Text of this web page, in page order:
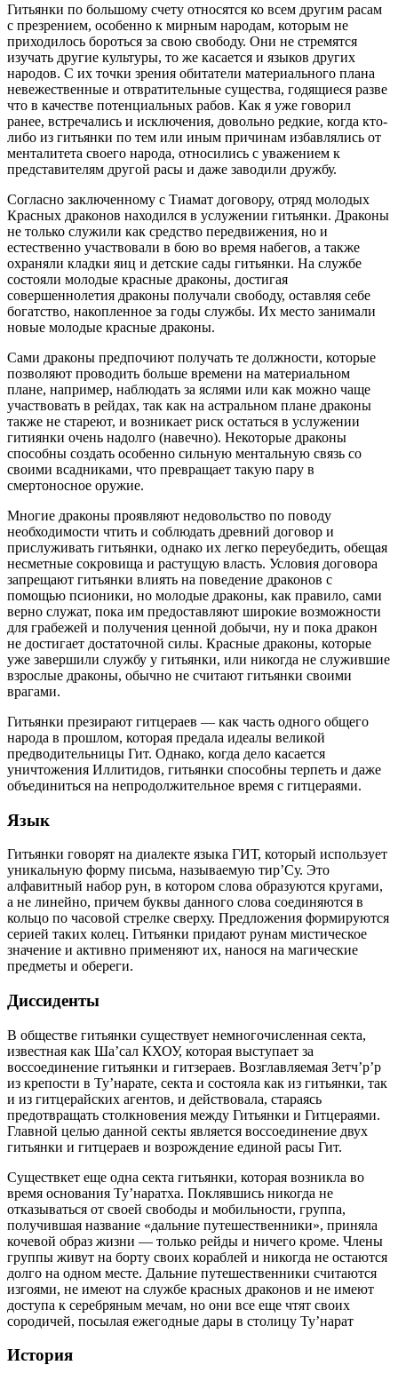
Гитьянки по большому счету относятся ко всем другим расам
с презрением, особенно к мирным народам, которым не
приходилось бороться за свою свободу. Они не стремятся
изучать другие культуры, то же касается и языков других
народов. С их точки зрения обитатели материального плана
невежественные и отвратительные существа, годящиеся разве
что в качестве потенциальных рабов. Как я уже говорил
ранее, встречались и исключения, довольно редкие, когда кто-
либо из гитьянки по тем или иным причинам избавлялись от
менталитета своего народа, относились с уважением к
представителям другой расы и даже заводили дружбу.
Согласно заключенному с Тиамат договору, отряд молодых
Красных драконов находился в услужении гитьянки. Драконы
не только служили как средство передвижения, но и
естественно участвовали в бою во время набегов, а также
охраняли кладки яиц и детские сады гитьянки. На службе
состояли молодые красные драконы, достигая
совершеннолетия драконы получали свободу, оставляя себе
богатство, накопленное за годы службы. Их место занимали
новые молодые красные драконы.
Сами драконы предпочиют получать те должности, которые
позволяют проводить больше времени на материальном
плане, например, наблюдать за яслями или как можно чаще
участвовать в рейдах, так как на астральном плане драконы
также не стареют, и возникает риск остаться в услужении
гитиянки очень надолго (навечно). Некоторые драконы
способны создать особенно сильную ментальную связь со
своими всадниками, что превращает такую пару в
смертоносное оружие.
Многие драконы проявляют недовольство по поводу
необходимости чтить и соблюдать древний договор и
прислуживать гитьянки, однако их легко переубедить, обещая
несметные сокровища и растущую власть. Условия договора
запрещают гитьянки влиять на поведение драконов с
помощью псионики, но молодые драконы, как правило, сами
верно служат, пока им предоставляют широкие возможности
для грабежей и получения ценной добычи, ну и пока дракон
не достигает достаточной силы. Красные драконы, которые
уже завершили службу у гитьянки, или никогда не служившие
взрослые драконы, обычно не считают гитьянки своими
врагами.
Гитьянки презирают гитцераев — как часть одного общего
народа в прошлом, которая предала идеалы великой
предводительницы Гит. Однако, когда дело касается
уничтожения Иллитидов, гитьянки способны терпеть и даже
объединиться на непродолжительное время с гитцераями.
Язык
Гитьянки говорят на диалекте языка ГИТ, который использует
уникальную форму письма, называемую тир’Су. Это
алфавитный набор рун, в котором слова образуются кругами,
а не линейно, причем буквы данного слова соединяются в
кольцо по часовой стрелке сверху. Предложения формируются
серией таких колец. Гитьянки придают рунам мистическое
значение и активно применяют их, нанося на магические
предметы и обереги.
Диссиденты
В обществе гитьянки существует немногочисленная секта,
известная как Ша’сал КХОУ, которая выступает за
воссоединение гитьянки и гитзераев. Возглавляемая Зетч’р’р
из крепости в Ту’нарате, секта и состояла как из гитьянки, так
и из гитцерайских агентов, и действовала, стараясь
предотвращать столкновения между Гитьянки и Гитцераями.
Главной целью данной секты является воссоединение двух
гитьянки и гитцераев и возрождение единой расы Гит.
Существкет еще одна секта гитьянки, которая возникла во
время основания Ту’наратха. Поклявшись никогда не
отказываться от своей свободы и мобильности, группа,
получившая название «дальние путешественники», приняла
кочевой образ жизни — только рейды и ничего кроме. Члены
группы живут на борту своих кораблей и никогда не остаются
долго на одном месте. Дальние путешественники считаются
изгоями, не имеют на службе красных драконов и не имеют
доступа к серебряным мечам, но они все еще чтят своих
сородичей, посылая ежегодные дары в столицу Ту’нарат
История